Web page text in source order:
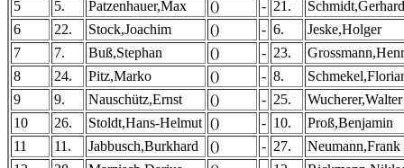
5
5. Patzenhauer,Max () - 21.
Schmidt,Gerhard
6
22. Stock,Joachim () - 6.
Jeske,Holger
7
7. Buß,Stephan () - 23.
8
24. Pitz,Marko () - 8.
9
9. Nauschütz,Ernst () - 25.
Wucherer,Walter
10
26. Stoldt,Hans-Helmut () - 10.
Proß,Benjamin
11
11. Jabbusch,Burkhard () - 27.
Neumann,Frank